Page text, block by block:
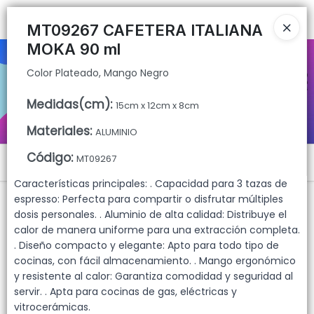
Color Plateado, Mango Negro
MT09267 CAFETERA ITALIANA
MOKA 90 ml
Color Plateado, Mango Negro
Medidas(cm): 15cm x 12cm x 8cm
Materiales: ALUMINIO
Código: MT09267
Características principales: . Capacidad para 3 tazas de
espresso: Perfecta para compartir o disfrutar múltiples
dosis personales. . Aluminio de alta calidad: Distribuye el
calor de manera uniforme para una extracción completa.
. Diseño compacto y elegante: Apto para todo tipo de
cocinas, con fácil almacenamiento. . Mango ergonómico
y resistente al calor: Garantiza comodidad y seguridad al
servir. . Apta para cocinas de gas, eléctricas y
vitrocerámicas.
CÓMO COMPRAR
CONTACTO
Menú
Color Plateado, Mango Negro
Lista vacía